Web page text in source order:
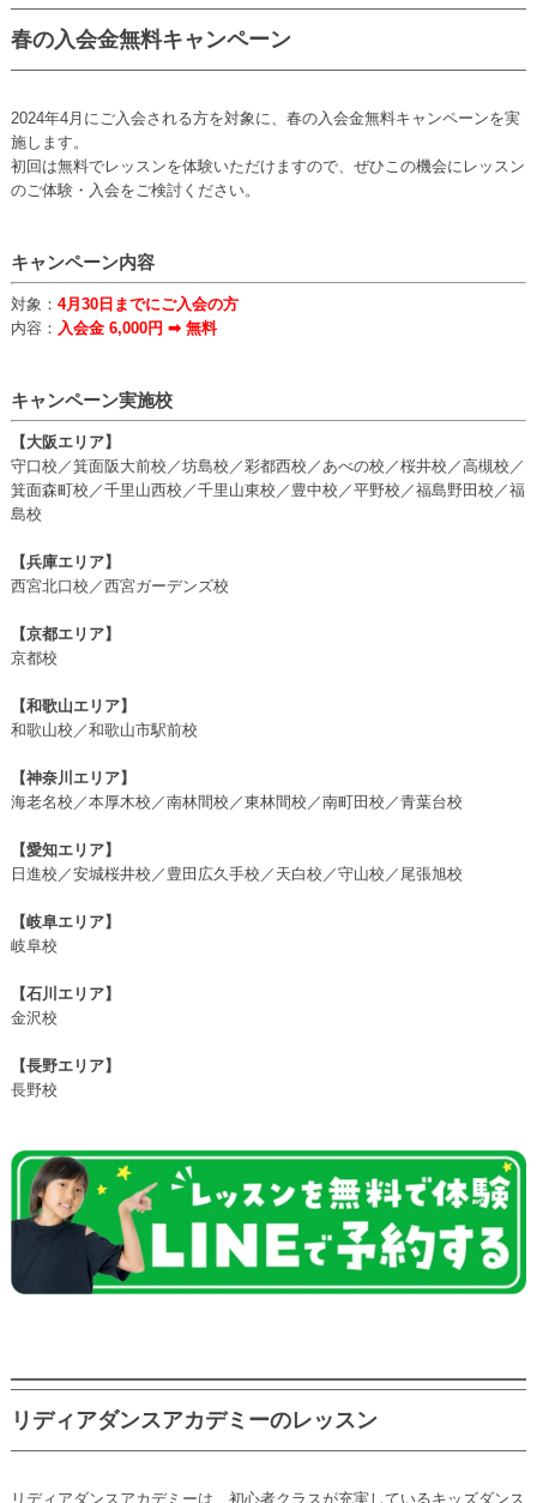
春の入会金無料キャンペーン
2024年4月にご入会される方を対象に、春の入会金無料キャンペーンを実
施します。
初回は無料でレッスンを体験いただけますので、ぜひこの機会にレッスン
のご体験・入会をご検討ください。
キャンペーン内容
対象： 4月30日までにご入会の方
内容： 入会金 6,000円 ➡ 無料
キャンペーン実施校
【大阪エリア】
守口校／箕面阪大前校／坊島校／彩都西校／あべの校／桜井校／高槻校／
箕面森町校／千里山西校／千里山東校／豊中校／平野校／福島野田校／福
島校
【兵庫エリア】
西宮北口校／西宮ガーデンズ校
【京都エリア】
京都校
【和歌山エリア】
和歌山校／和歌山市駅前校
【神奈川エリア】
海老名校／本厚木校／南林間校／東林間校／南町田校／青葉台校
【愛知エリア】
日進校／安城桜井校／豊田広久手校／天白校／守山校／尾張旭校
【岐阜エリア】
岐阜校
【石川エリア】
金沢校
【長野エリア】
長野校
リディアダンスアカデミーのレッスン
リディアダンスアカデミーは、初心者クラスが充実しているキッズダンス